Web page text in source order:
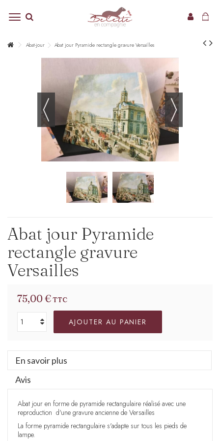
Abat-jour Abat jour Pyramide rectangle gravure Versailles
Abat jour Pyramide
rectangle gravure
Versailles
75,00 €TTC
AJOUTER AU PANIER
En savoir plus
Avis
Abat jour en forme de pyramide rectangulaire réalisé avec une
reproduction d'une gravure ancienne de Versailles
La forme pyramide rectangulaire s'adapte sur tous les pieds de
lampe.